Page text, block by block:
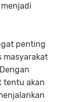
penting
masyarakat
tentu akan